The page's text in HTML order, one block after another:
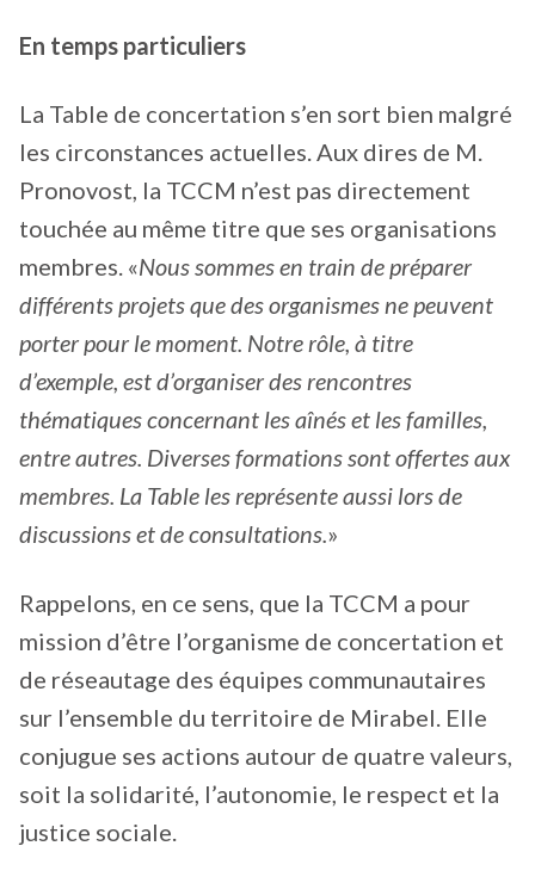
En temps particuliers
La Table de concertation s’en sort bien malgré
les circonstances actuelles. Aux dires de M.
Pronovost, la TCCM n’est pas directement
touchée au même titre que ses organisations
membres. «Nous sommes en train de préparer
différents projets que des organismes ne peuvent
porter pour le moment. Notre rôle, à titre
d’exemple, est d’organiser des rencontres
thématiques concernant les aînés et les familles,
entre autres. Diverses formations sont offertes aux
membres. La Table les représente aussi lors de
discussions et de consultations.»
Rappelons, en ce sens, que la TCCM a pour
mission d’être l’organisme de concertation et
de réseautage des équipes communautaires
sur l’ensemble du territoire de Mirabel. Elle
conjugue ses actions autour de quatre valeurs,
soit la solidarité, l’autonomie, le respect et la
justice sociale.